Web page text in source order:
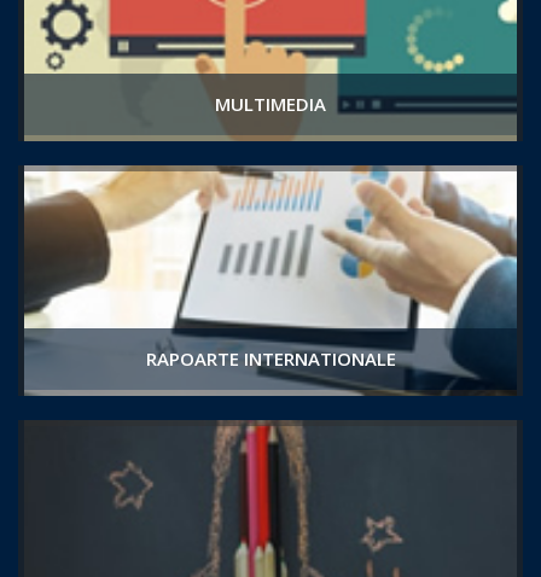
MULTIMEDIA
RAPOARTE INTERNATIONALE